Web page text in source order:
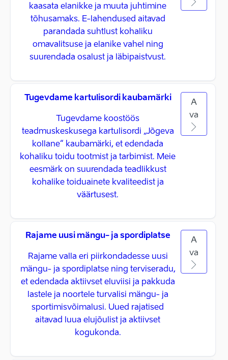
kaasata elanikke ja muuta juhtimine
tõhusamaks. E-lahendused aitavad
parandada suhtlust kohaliku
omavalitsuse ja elanike vahel ning
suurendada osalust ja läbipaistvust.
Tugevdame kartulisordi kaubamärki
Tugevdame koostöös
teadmuskeskusega kartulisordi „Jõgeva
kollane“ kaubamärki, et edendada
kohaliku toidu tootmist ja tarbimist. Meie
eesmärk on suurendada teadlikkust
kohalike toiduainete kvaliteedist ja
väärtusest.
A
va
Rajame uusi mängu- ja spordiplatse
Rajame valla eri piirkondadesse uusi
mängu- ja spordiplatse ning terviseradu,
et edendada aktiivset eluviisi ja pakkuda
lastele ja noortele turvalisi mängu- ja
sportimisvõimalusi. Uued rajatised
aitavad luua elujõulist ja aktiivset
kogukonda.
A
va